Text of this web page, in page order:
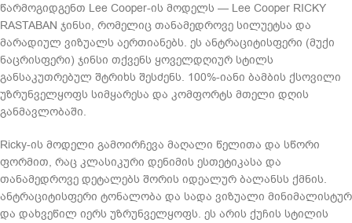
წარმოგიდგენთ Lee Cooper-ის მოდელს — Lee Cooper RICKY
RASTABAN ჯინსი, რომელიც თანამედროვე სილუეტსა და
მარადიულ ვიზუალს აერთიანებს. ეს ანტრაციტისფერი (მუქი
ნაცრისფერი) ჯინსი თქვენს ყოველდღიურ სტილს
განსაკუთრებულ შტრიხს შესძენს. 100%-იანი ბამბის ქსოვილი
უზრუნველყოფს სიმყარესა და კომფორტს მთელი დღის
განმავლობაში.
Ricky-ის მოდელი გამოირჩევა მაღალი წელითა და სწორი
ფორმით, რაც კლასიკური დენიმის ესთეტიკასა და
თანამედროვე დეტალებს შორის იდეალურ ბალანსს ქმნის.
ანტრაციტისფერი ტონალობა და სადა ვიზუალი მინიმალისტურ
და დახვეწილ იერს უზრუნველყოფს. ეს არის ქუჩის სტილის